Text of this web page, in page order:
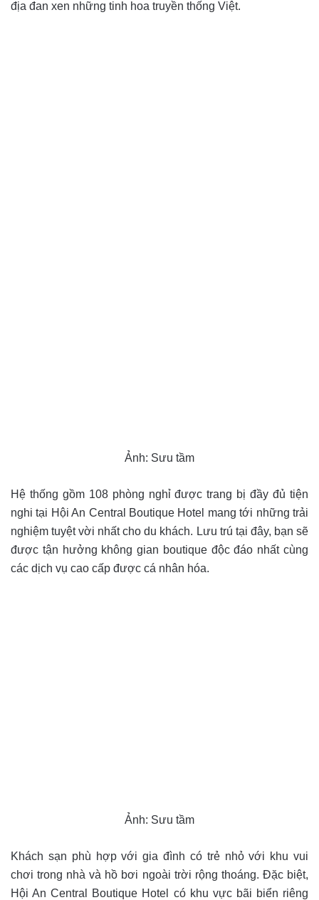
địa đan xen những tinh hoa truyền thống Việt.
Ảnh: Sưu tầm
Hệ thống gồm 108 phòng nghỉ được trang bị đầy đủ tiện
nghi tại Hội An Central Boutique Hotel mang tới những trải
nghiệm tuyệt vời nhất cho du khách. Lưu trú tại đây, bạn sẽ
được tận hưởng không gian boutique độc đáo nhất cùng
các dịch vụ cao cấp được cá nhân hóa.
Ảnh: Sưu tầm
Khách sạn phù hợp với gia đình có trẻ nhỏ với khu vui
chơi trong nhà và hồ bơi ngoài trời rộng thoáng. Đặc biệt,
Hội An Central Boutique Hotel có khu vực bãi biển riêng